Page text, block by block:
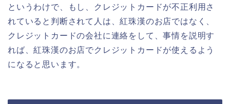
というわけで、もし、クレジットカードが不正利用さ
れていると判断されて人は、紅珠漢のお店ではなく、
クレジットカードの会社に連絡をして、事情を説明す
れば、紅珠漢のお店でクレジットカードが使えるよう
になると思います。